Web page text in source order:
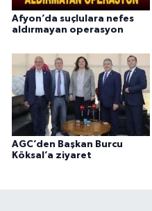
Afyon’da suçlulara nefes
aldırmayan operasyon
AGC’den Başkan Burcu
Köksal’a ziyaret